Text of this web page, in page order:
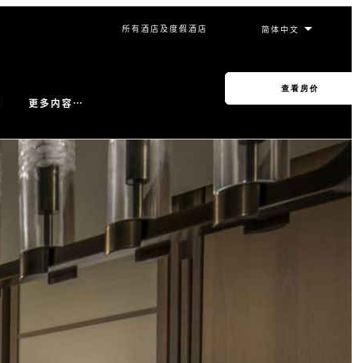
所有酒店及度假酒店
更多内容…
查看房价